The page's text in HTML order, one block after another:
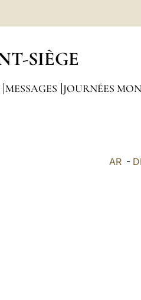
SIÈGE
MESSAGES JOURNÉES
AR-